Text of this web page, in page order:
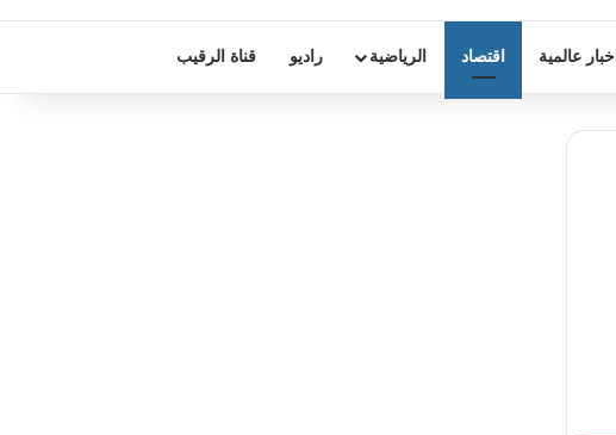
اخبار عالمية اقتصاد الرياضية راديو قناة الرقيب